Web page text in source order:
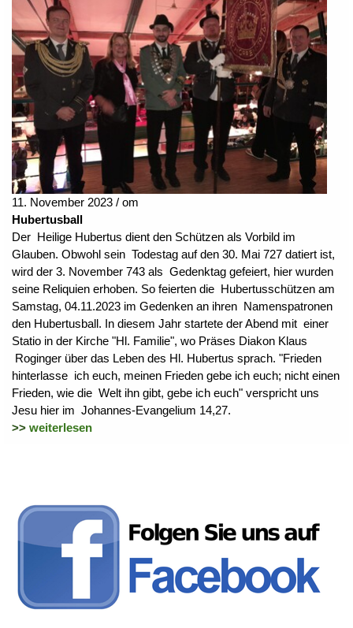
11. November 2023 / om
Hubertusball
Der Heilige Hubertus dient den Schützen als Vorbild im
Glauben. Obwohl sein Todestag auf den 30. Mai 727 datiert ist,
wird der 3. November 743 als Gedenktag gefeiert, hier wurden
seine Reliquien erhoben. So feierten die Hubertusschützen am
Samstag, 04.11.2023 im Gedenken an ihren Namenspatronen
den Hubertusball. In diesem Jahr startete der Abend mit einer
Statio in der Kirche "Hl. Familie", wo Präses Diakon Klaus
Roginger über das Leben des Hl. Hubertus sprach. "Frieden
hinterlasse ich euch, meinen Frieden gebe ich euch; nicht einen
Frieden, wie die Welt ihn gibt, gebe ich euch" verspricht uns
Jesu hier im Johannes-Evangelium 14,27.
>> weiterlesen